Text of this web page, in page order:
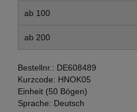
ab 100
ab 200
Bestellnr.: DE608489
Kurzcode: HNOK05
Einheit (50 Bögen)
Sprache: Deutsch